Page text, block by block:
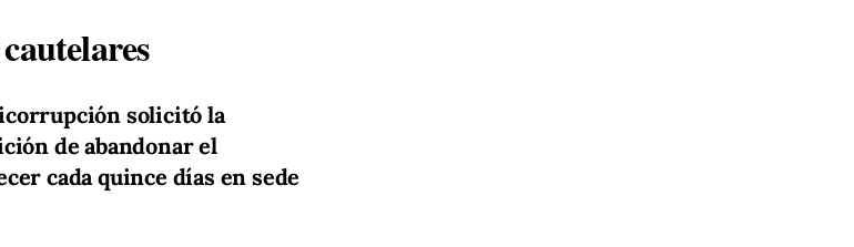
solicitó la
de abandonar el
cada quince días en sede